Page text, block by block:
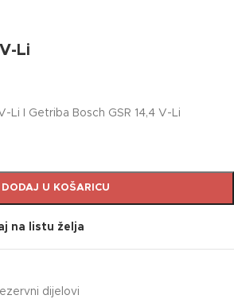
Li
Li I Getriba Bosch GSR 14,4 V-Li
DODAJ U KOŠARICU
na listu želja
dijelovi